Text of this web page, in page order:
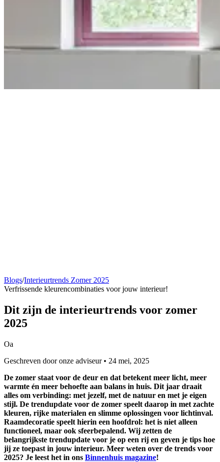
Blogs/Interieurtrends Zomer 2025
Verfrissende kleurencombinaties voor jouw interieur!
Dit zijn de interieurtrends voor zomer
2025
Oa
Geschreven door onze adviseur • 24 mei, 2025
De zomer staat voor de deur en dat betekent meer licht, meer
warmte én meer behoefte aan balans in huis. Dit jaar draait
alles om verbinding: met jezelf, met de natuur en met je eigen
stijl. De trendupdate voor de zomer speelt daarop in met zachte
kleuren, rijke materialen en slimme oplossingen voor lichtinval.
Raamdecoratie speelt hierin een hoofdrol: het is niet alleen
functioneel, maar ook sfeerbepalend. Wij zetten de
belangrijkste trendupdate voor je op een rij en geven je tips hoe
jij ze toepast in jouw interieur. Meer weten over de trends voor
2025? Je leest het in ons Binnenhuis magazine!